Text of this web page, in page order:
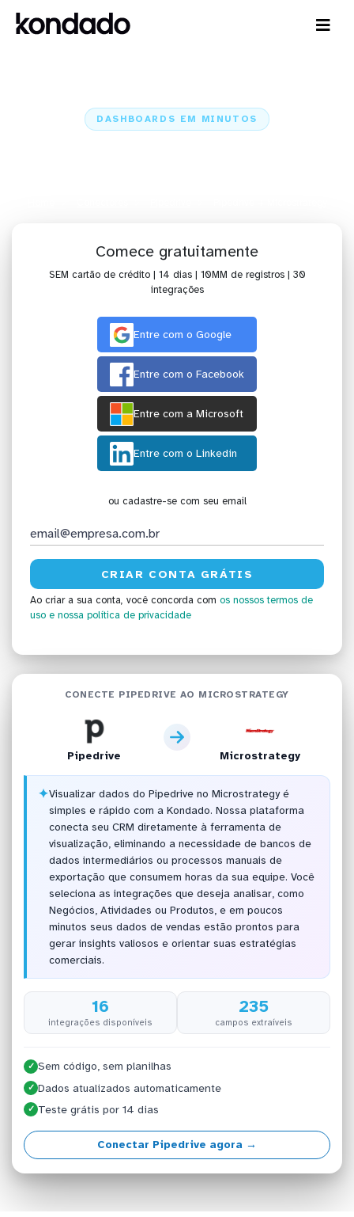
DASHBOARDS EM MINUTOS
Comece gratuitamente
SEM cartão de crédito | 14 dias | 10MM de registros | 30
integrações
Entre com o Google
Entre com o Facebook
Entre com a Microsoft
Entre com o Linkedin
ou cadastre-se com seu email
Ao criar a sua conta, você concorda com os nossos termos de
uso e nossa política de privacidade
CONECTE PIPEDRIVE AO MICROSTRATEGY
Pipedrive Microstrategy
✦Visualizar dados do Pipedrive no Microstrategy é
simples e rápido com a Kondado. Nossa plataforma
conecta seu CRM diretamente à ferramenta de
visualização, eliminando a necessidade de bancos de
dados intermediários ou processos manuais de
exportação que consumem horas da sua equipe. Você
seleciona as integrações que deseja analisar, como
Negócios, Atividades ou Produtos, e em poucos
minutos seus dados de vendas estão prontos para
gerar insights valiosos e orientar suas estratégias
comerciais.
16
integrações disponíveis
235
campos extraíveis
✓ Sem código, sem planilhas
✓ Dados atualizados automaticamente
✓ Teste grátis por 14 dias
Conectar Pipedrive agora →